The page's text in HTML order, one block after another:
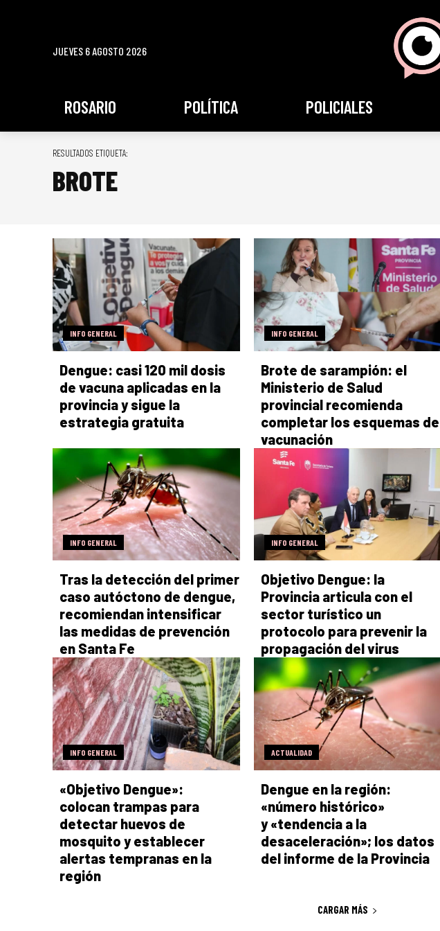
JUEVES 6 AGOSTO 2026
ROSARIO POLÍTICA POLICIALES
RESULTADOS ETIQUETA:
BROTE
INFO GENERAL
Dengue: casi 120 mil dosis
de vacuna aplicadas en la
provincia y sigue la
estrategia gratuita
INFO GENERAL
Brote de sarampión: el
Ministerio de Salud
provincial recomienda
completar los esquemas de
vacunación
INFO GENERAL
Tras la detección del primer
caso autóctono de dengue,
recomiendan intensificar
las medidas de prevención
en Santa Fe
INFO GENERAL
Objetivo Dengue: la
Provincia articula con el
sector turístico un
protocolo para prevenir la
propagación del virus
INFO GENERAL
«Objetivo Dengue»:
colocan trampas para
detectar huevos de
mosquito y establecer
alertas tempranas en la
región
ACTUALIDAD
Dengue en la región:
«número histórico»
y «tendencia a la
desaceleración»; los datos
del informe de la Provincia
CARGAR MÁS